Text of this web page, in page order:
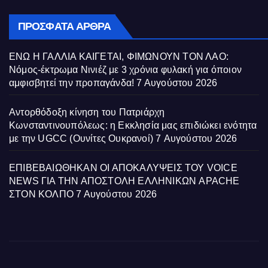
ΠΡΌΣΦΑΤΑ ΆΡΘΡΑ
ΕΝΩ Η ΓΑΛΛΙΑ ΚΑΙΓΕΤΑΙ, ΦΙΜΩΝΟΥΝ ΤΟΝ ΛΑΟ:
Νόμος-έκτρωμα Νινιέζ με 3 χρόνια φυλακή για όποιον
αμφισβητεί την προπαγάνδα! 7 Αυγούστου 2026
Αντορθόδοξη κίνηση του Πατριάρχη
Κωνσταντινουπόλεως: η Εκκλησία μας επιδιώκει ενότητα
με την UGCC (Ουνίτες Ουκρανοί) 7 Αυγούστου 2026
ΕΠΙΒΕΒΑΙΩΘΗΚΑΝ ΟΙ ΑΠΟΚΑΛΥΨΕΙΣ ΤΟΥ VOICE
NEWS ΓΙΑ ΤΗΝ ΑΠΟΣΤΟΛΗ ΕΛΛΗΝΙΚΩΝ APACHE
ΣΤΟΝ ΚΟΛΠΟ 7 Αυγούστου 2026